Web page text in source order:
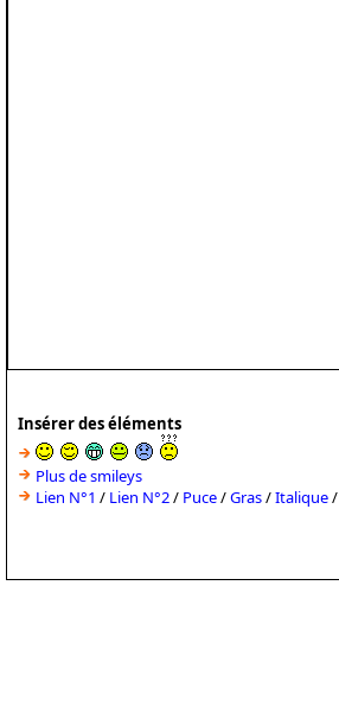
Insérer des éléments
Plus de smileys
Lien N°1 / Lien N°2/ Puce/Gras/Italique/